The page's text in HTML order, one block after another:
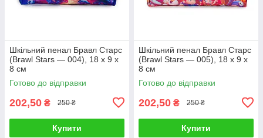
Шкільний пенал Бравл Старс
(Brawl Stars — 004), 18 х 9 х
8 см
Готово до відправки
202,50 ₴ 250 ₴
Купити
Шкільний пенал Бравл Старс
(Brawl Stars — 005), 18 х 9 х
8 см
Готово до відправки
202,50 ₴ 250 ₴
Купити